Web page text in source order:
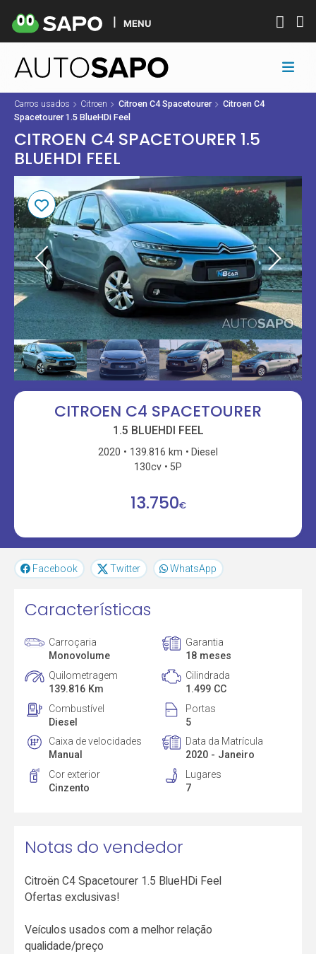
MENU
Carros usados Citroen Citroen C4 Spacetourer
Citroen C4
Spacetourer 1.5 BlueHDi Feel
CITROEN C4 SPACETOURER 1.5
BLUEHDI FEEL
CITROEN C4 SPACETOURER
1.5 BLUEHDI FEEL
2020 139.816 km
Diesel
130cv
5P
13.750€
Facebook Twitter WhatsApp
Características
Carroçaria
Monovolume
Garantia
18 meses
Quilometragem
139.816 Km
Cilindrada
1.499 CC
Combustível
Diesel
Portas
5
Caixa de velocidades
Manual
Data da Matrícula
2020 - Janeiro
Cor exterior
Cinzento
Lugares
7
Notas do vendedor
Citroën C4 Spacetourer 1.5 BlueHDi Feel
Ofertas exclusivas!
Veículos usados com a melhor relação
qualidade/preço